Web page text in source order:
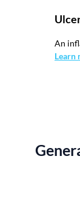
An
Learn